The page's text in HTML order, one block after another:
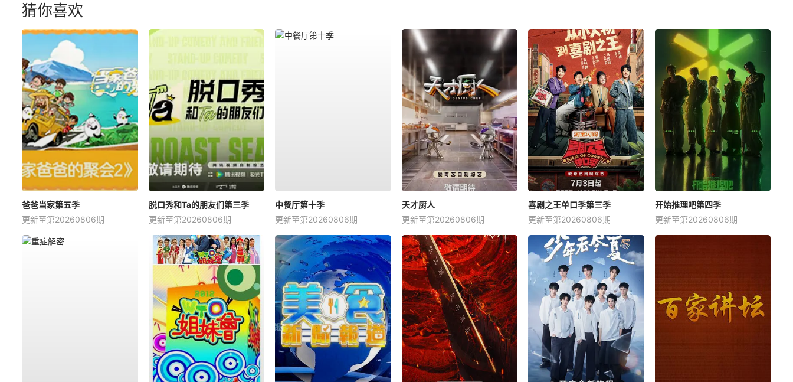
20241030 20241031 20241101 20241104 20241107 20241108 20241111 20241112 20241113 20241114
20241115 20241119 20241120 20241125 20241126 20241127 20241128 20241129 20241202
20241203 20241204 20241205 20241206 20241211 20241212 20241213 20241216 20241217 20241218
20241219 20241220 20241223 20241224 20241227 20241230 20250101 20250102 20250103 20250106
20250107 20250108 20250109 20250110 20250115 20250116 20250117 20250120 20250121 20250122
20250123 20250124 20250127 20250128 20250131 20250203 20250205 20250206 20250207 20250210
20250211 20250212 20250213 20250214 20250217 20250218 20250219 20250220 20250221 20250224 20250225 20250226
20250227 20250228 20250303 20250304 20250305 20250306 20250307 20250310 20250311 20250312 20250313 20250314
20250317 20250319 20250320 20250321 20250324 20250325 20250326 20250327 20250328
20250404 20250407 20250408 20250409 20250410 20250411 20250414 20250415
20250422 20250423 20250424 20250425 20250428 20250429 20250430 20250501 20250502 20250505
20250508 20250509 20250512 20250513 20250514 20250515 20250516 20250519
20250526 20250527 20250528 20250529 20250530 20250602 20250603 20250604
猜你喜欢
爸爸当家第五季
更新至第20260806期
脱口秀和Ta的朋友们第三季
更新至第20260806期
中餐厅第十季
更新至第20260806期
天才厨人
更新至第20260806期
喜剧之王单口季第三季
更新至第20260806期
开始推理吧第四季
更新至第20260806期